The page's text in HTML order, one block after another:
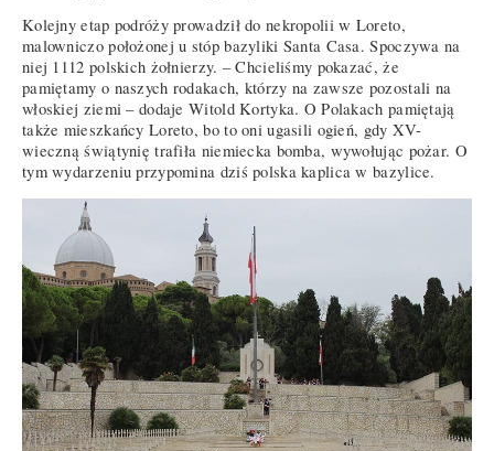
Kolejny etap podróży prowadził do nekropolii w Loreto,
malowniczo położonej u stóp bazyliki Santa Casa. Spoczywa na
niej 1112 polskich żołnierzy. – Chcieliśmy pokazać, że
pamiętamy o naszych rodakach, którzy na zawsze pozostali na
włoskiej ziemi – dodaje Witold Kortyka. O Polakach pamiętają
także mieszkańcy Loreto, bo to oni ugasili ogień, gdy XV-
wieczną świątynię trafiła niemiecka bomba, wywołując pożar. O
tym wydarzeniu przypomina dziś polska kaplica w bazylice.